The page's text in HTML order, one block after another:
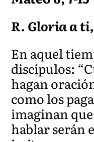
R. Gloria a
En aquel
discípulos:
hagan
comolos
imaginan
hablar serán